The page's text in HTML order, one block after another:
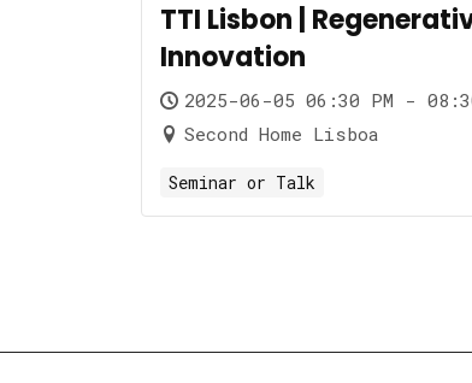
TTI Lisbon |
Innovation
2025-06-05 06:30 PM -
Second Home Lisboa
Seminar or Talk